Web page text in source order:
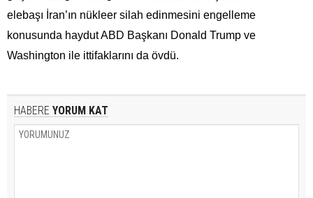
elebaşı İran’ın nükleer silah edinmesini engelleme
konusunda haydut ABD Başkanı Donald Trump ve
Washington ile ittifaklarını da övdü.
HABERE YORUM KAT